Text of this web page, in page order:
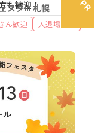
スタin 札幌
も歓迎！
ん歓迎 入退場自由